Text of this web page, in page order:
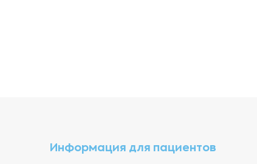
Информация для пациентов